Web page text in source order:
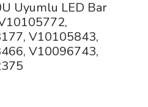
Uyumlu LED Bar
V10105843,
V10096743,